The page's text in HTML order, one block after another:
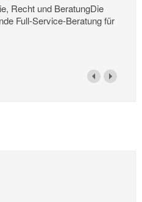
Recht und BeratungDie
Full-Service-Beratung für